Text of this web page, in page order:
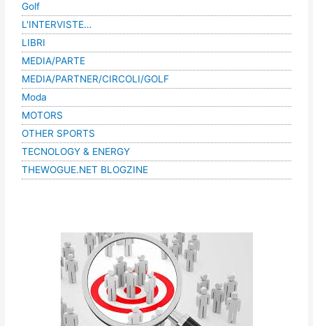
Golf
L'INTERVISTE…
LIBRI
MEDIA/PARTE
MEDIA/PARTNER/CIRCOLI/GOLF
Moda
MOTORS
OTHER SPORTS
TECNOLOGY & ENERGY
THEWOGUE.NET BLOGZINE